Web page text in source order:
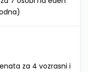
za 4 vozrasni i